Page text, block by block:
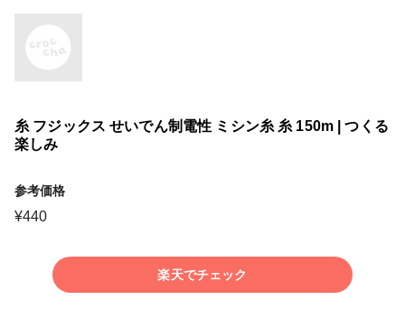
糸 フジックス せいでん制電性 ミシン糸 糸 150m | つくる
楽しみ
参考価格
¥440
楽天でチェック